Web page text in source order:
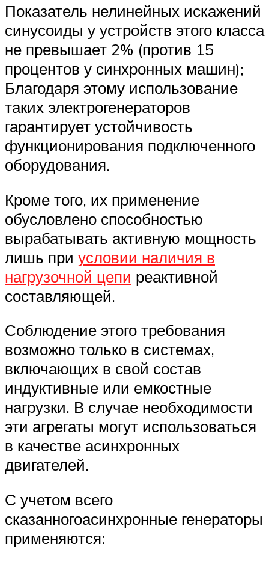
Показатель нелинейных искажений
синусоиды у устройств этого класса
не превышает 2% (против 15
процентов у синхронных машин);
Благодаря этому использование
таких электрогенераторов
гарантирует устойчивость
функционирования подключенного
оборудования.
Кроме того, их применение
обусловлено способностью
вырабатывать активную мощность
лишь при условии наличия в
нагрузочной цепи реактивной
составляющей.
Соблюдение этого требования
возможно только в системах,
включающих в свой состав
индуктивные или емкостные
нагрузки. В случае необходимости
эти агрегаты могут использоваться
в качестве асинхронных
двигателей.
С учетом всего
сказанногоасинхронные генераторы
применяются: